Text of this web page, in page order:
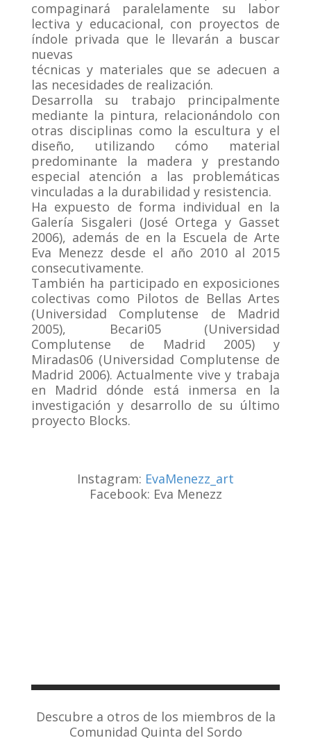
compaginará paralelamente su labor
lectiva y educacional, con proyectos de
índole privada que le llevarán a buscar
nuevas
técnicas y materiales que se adecuen a
las necesidades de realización.
Desarrolla su trabajo principalmente
mediante la pintura, relacionándolo con
otras disciplinas como la escultura y el
diseño, utilizando cómo material
predominante la madera y prestando
especial atención a las problemáticas
vinculadas a la durabilidad y resistencia.
Ha expuesto de forma individual en la
Galería Sisgaleri (José Ortega y Gasset
2006), además de en la Escuela de Arte
Eva Menezz desde el año 2010 al 2015
consecutivamente.
También ha participado en exposiciones
colectivas como Pilotos de Bellas Artes
(Universidad Complutense de Madrid
2005), Becari05 (Universidad
Complutense de Madrid 2005) y
Miradas06 (Universidad Complutense de
Madrid 2006). Actualmente vive y trabaja
en Madrid dónde está inmersa en la
investigación y desarrollo de su último
proyecto Blocks.
Instagram: EvaMenezz_art
Facebook: Eva Menezz
Descubre a otros de los miembros de la
Comunidad Quinta del Sordo